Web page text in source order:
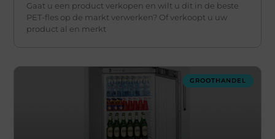
Gaat u een product verkopen en wilt u dit in de beste
PET-fles op de markt verwerken? Of verkoopt u uw
product al en merkt
GROOTHANDEL